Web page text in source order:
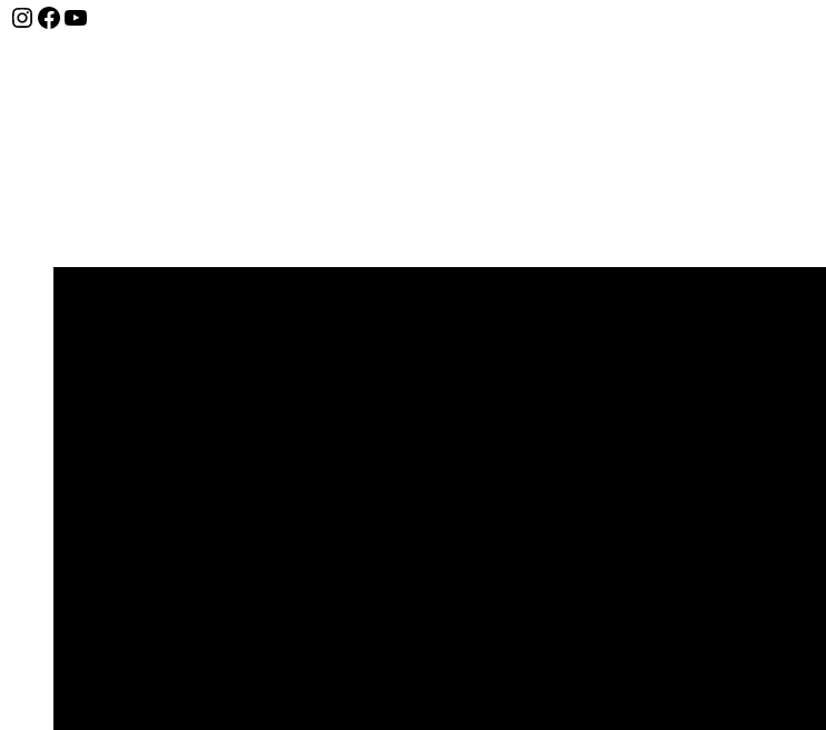
Instagram
Facebook
YouTube